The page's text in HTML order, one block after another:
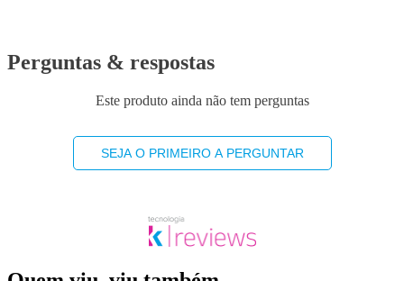
Perguntas & respostas
Este produto ainda não tem perguntas
SEJA O PRIMEIRO A PERGUNTAR